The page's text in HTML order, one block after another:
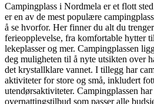
Campingplass i Nordmela er et flott
er en av de mest populære
å se hvorfor. Her finner du alt du
ferieopplevelse, fra komfortable hytter
lekeplasser og mer. Campingplassen
deg muligheten til å nyte utsikten over
det krystallklare vannet. I tillegg har
aktiviteter for store og små, inkludert
utendørsaktiviteter. Campingplassen
overnattingstilbud som passer alle